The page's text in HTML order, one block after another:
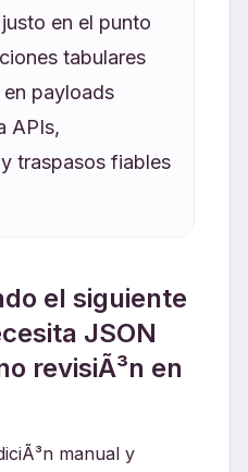
en el punto
tabulares
payloads
APIs,
traspasos fiables
el siguiente
JSON
revisiÃ³n en
manual y